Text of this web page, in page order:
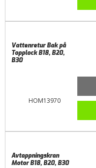
HOM13970
Vattenretur Bak på
Topplock B18, B20,
B30
Avtappningskran
Motor B18, B20, B30